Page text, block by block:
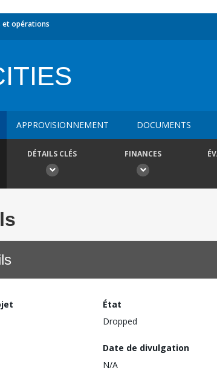
et opérations
APPROVISIONNEMENT DOCUMENTS
DÉTAILS CLÉS FINANCES
État
Dropped
Date de divulgation
N/A